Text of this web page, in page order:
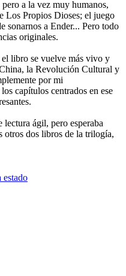
a la vez muy humanos,
Los Propios Dioses; el juego
sonarnos a Ender... Pero todo
originales.
el libro se vuelve más vivo y
la Revolución Cultural y
por mi
capítulos centrados en ese
ágil, pero esperaba
otros dos libros de la trilogía,
estado